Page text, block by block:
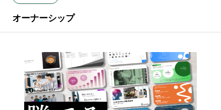
オーナーシップ